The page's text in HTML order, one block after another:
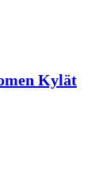
Kylät